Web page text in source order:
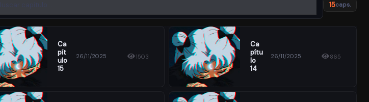
15caps.
Ca
Pít
Ulo
15
26/11/2025 1503
Ca
Pítu
Lo
14
26/11/2025 865